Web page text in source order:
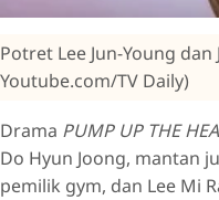
Potret Lee Jun-Young dan
Youtube.com/TV Daily)
Drama PUMP UP THE
Do Hyun Joong, mantan
pemilik gym, dan Lee Mi